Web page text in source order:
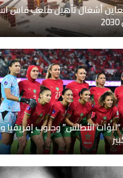
أشغال تأهيل ملعب فاس
“لبؤات الأطلس” وجنوب